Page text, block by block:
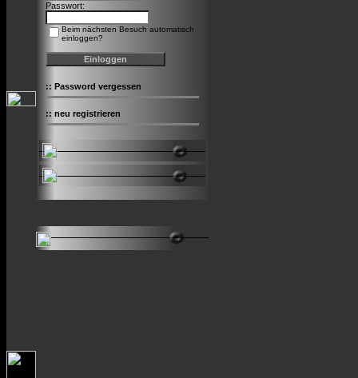
Passwort:
Beim nächsten Besuch automatisch
einloggen?
:: Password vergessen
:: neu registrieren